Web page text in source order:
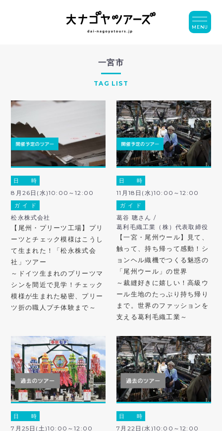
一宮市
TAG LIST
日 時
8月26日(水)10:00～12:00
ガ イ ド
松永株式会社
【尾州・プリーツ工場】プリ
ーツとチェック模様はこうし
て生まれた！「松永株式会
社」ツアー
～ドイツ生まれのプリーツマ
シンを間近で見学！チェック
模様が生まれた秘密、プリー
ツ折の職人プチ体験まで～
日 時
11月18日(水)10:00～12:00
ガ イ ド
葛谷 聰さん /
葛利毛織工業（株）代表取締役
【一宮・尾州ウール】見て、
触って、持ち帰って感動！シ
ョンヘル織機でつくる魅惑の
「尾州ウール」の世界
～裁縫好きに嬉しい！高級ウ
ール生地のたっぷり持ち帰り
まで。世界のファッションを
支える葛利毛織工業～
日 時
7月25日(土)10:00～12:00
日 時
7月22日(水)10:00～12:00
MENU